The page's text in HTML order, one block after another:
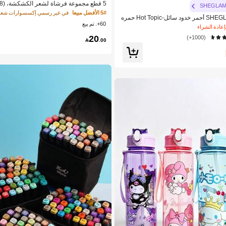
SHEGLAM
SHEGLAM Color Bloom أحمر خدود سائل-Hot Topic حمره
للنساء والفتيات
(1000+)
زجاجة رذاذ رقيقة مستمرة، فرشاة فك
كرتونية للوحوش، مناسبة لشعر الفتيات،
مناسبة لتصفيف الشعر وتسريحه
5# الأفضل مبيعا
في غير رسمي إكسسوارات
60+. تم بيع
20 .00